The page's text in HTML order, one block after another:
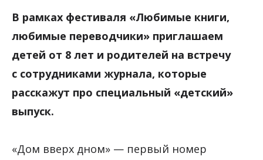
В рамках фестиваля «Любимые книги,
любимые переводчики»‎ приглашаем
детей от 8 лет и родителей на встречу
с сотрудниками журнала, которые
расскажут про специальный «‎‎детский»
выпуск.
«Дом вверх дном»‎ — первый номер